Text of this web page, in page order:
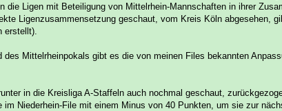
die Ligen mit Beteiligung von Mittelrhein-Mannschaften in ihrer
Ligenzusammensetzung geschaut, vom Kreis Köln abgesehen,
erstellt).
des Mittelrheinpokals gibt es die von meinen Files bekannten
in die Kreisliga A-Staffeln auch nochmal geschaut,
im Niederhein-File mit einem Minus von 40 Punkten, um sie zur